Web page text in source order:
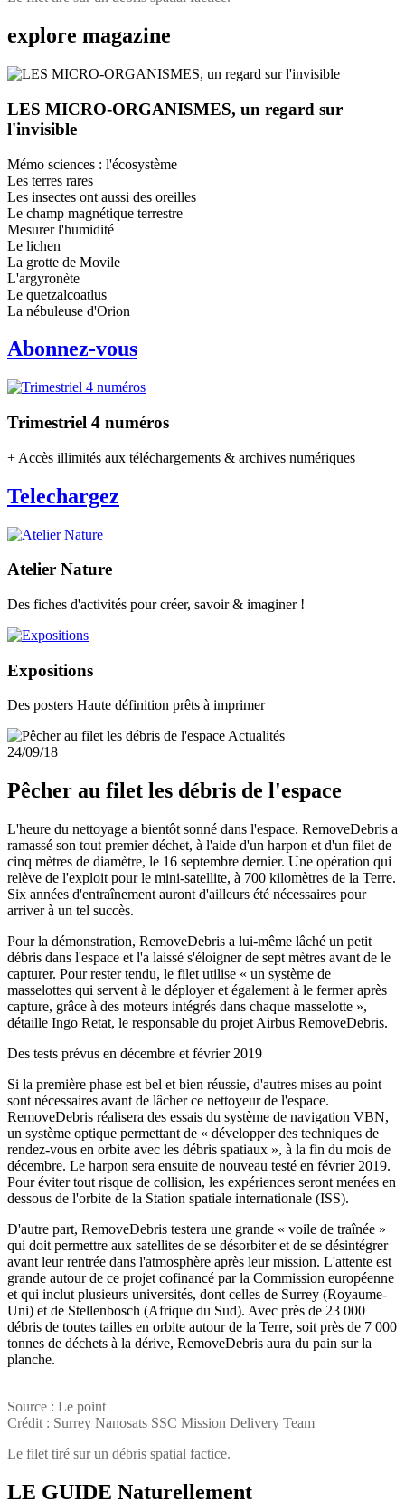
explore magazine
LES MICRO-ORGANISMES, un regard sur
l'invisible
Mémo sciences : l'écosystème
Les terres rares
Les insectes ont aussi des oreilles
Le champ magnétique terrestre
Mesurer l'humidité
Le lichen
La grotte de Movile
L'argyronète
Le quetzalcoatlus
La nébuleuse d'Orion
Abonnez-vous
Trimestriel 4 numéros
+ Accès illimités aux téléchargements & archives numériques
Telechargez
Atelier Nature
Des fiches d'activités pour créer, savoir & imaginer !
Expositions
Des posters Haute définition prêts à imprimer
Actualités
24/09/18
Pêcher au filet les débris de l'espace
L'heure du nettoyage a bientôt sonné dans l'espace. RemoveDebris a
ramassé son tout premier déchet, à l'aide d'un harpon et d'un filet de
cinq mètres de diamètre, le 16 septembre dernier. Une opération qui
relève de l'exploit pour le mini-satellite, à 700 kilomètres de la Terre.
Six années d'entraînement auront d'ailleurs été nécessaires pour
arriver à un tel succès.
Pour la démonstration, RemoveDebris a lui-même lâché un petit
débris dans l'espace et l'a laissé s'éloigner de sept mètres avant de le
capturer. Pour rester tendu, le filet utilise « un système de
masselottes qui servent à le déployer et également à le fermer après
capture, grâce à des moteurs intégrés dans chaque masselotte »,
détaille Ingo Retat, le responsable du projet Airbus RemoveDebris.
Des tests prévus en décembre et février 2019
Si la première phase est bel et bien réussie, d'autres mises au point
sont nécessaires avant de lâcher ce nettoyeur de l'espace.
RemoveDebris réalisera des essais du système de navigation VBN,
un système optique permettant de « développer des techniques de
rendez-vous en orbite avec les débris spatiaux », à la fin du mois de
décembre. Le harpon sera ensuite de nouveau testé en février 2019.
Pour éviter tout risque de collision, les expériences seront menées en
dessous de l'orbite de la Station spatiale internationale (ISS).
D'autre part, RemoveDebris testera une grande « voile de traînée »
qui doit permettre aux satellites de se désorbiter et de se désintégrer
avant leur rentrée dans l'atmosphère après leur mission. L'attente est
grande autour de ce projet cofinancé par la Commission européenne
et qui inclut plusieurs universités, dont celles de Surrey (Royaume-
Uni) et de Stellenbosch (Afrique du Sud). Avec près de 23 000
débris de toutes tailles en orbite autour de la Terre, soit près de 7 000
tonnes de déchets à la dérive, RemoveDebris aura du pain sur la
planche.
Source : Le point
Crédit : Surrey Nanosats SSC Mission Delivery Team
Le filet tiré sur un débris spatial factice.
LE GUIDE Naturellement